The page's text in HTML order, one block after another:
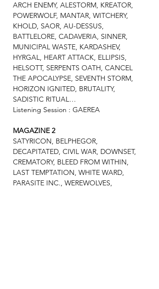
ARCH ENEMY, ALESTORM, KREATOR,
POWERWOLF, MANTAR, WITCHERY,
KHOLD, SAOR, AU-DESSUS,
BATTLELORE, CADAVERIA, SINNER,
MUNICIPAL WASTE, KARDASHEV,
HYRGAL, HEART ATTACK, ELLIPSIS,
HELSOTT, SERPENTS OATH, CANCEL
THE APOCALYPSE, SEVENTH STORM,
HORIZON IGNITED, BRUTALITY,
SADISTIC RITUAL…
Listening Session : GAEREA
MAGAZINE 2
SATYRICON, BELPHEGOR,
DECAPITATED, CIVIL WAR, DOWNSET,
CREMATORY, BLEED FROM WITHIN,
LAST TEMPTATION, WHITE WARD,
PARASITE INC., WEREWOLVES,